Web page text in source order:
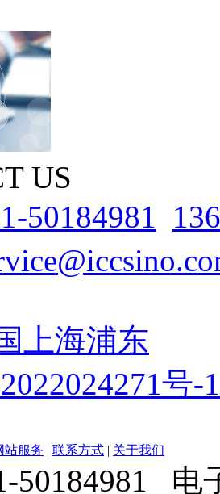
US
50184981
上海浦东
号-1
站服务 | 联系方式 | 关于我们
50184981 电